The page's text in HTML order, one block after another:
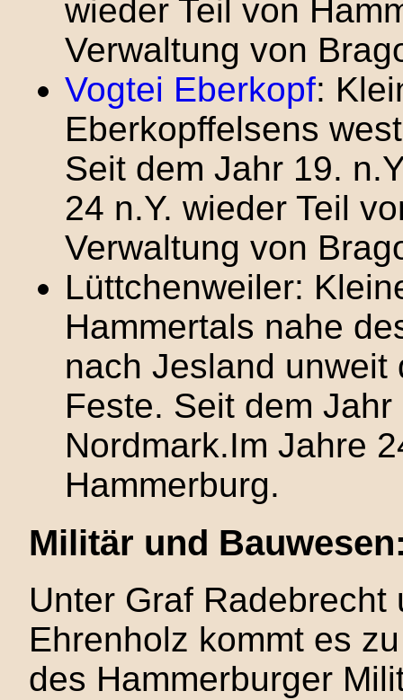
wieder Teil von
Verwaltung von
Vogtei Eberkopf:
Eberkopffelsens
Seit dem Jahr 19.
24 n.Y. wieder Teil
Verwaltung von
Lüttchenweiler:
Hammertals nahe
nach Jesland
Feste. Seit dem Jahr
Nordmark.Im Jahre
Hammerburg.
Militär und
Unter Graf
Ehrenholz kommt es
des Hammerburger